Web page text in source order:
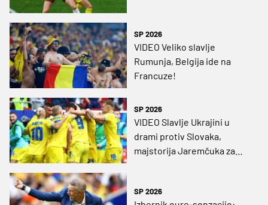
SP 2026
VIDEO Veliko slavlje
Rumunja, Belgija ide na
Francuze!
SP 2026
VIDEO Slavlje Ukrajini u
drami protiv Slovaka,
majstorija Jaremčuka za
SP 2026